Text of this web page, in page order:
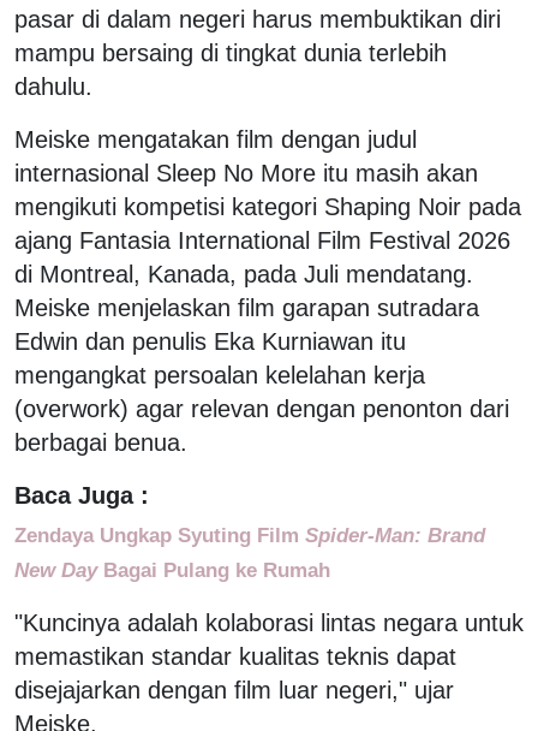
pasar di dalam negeri harus membuktikan diri
mampu bersaing di tingkat dunia terlebih
dahulu.
Meiske mengatakan film dengan judul
internasional Sleep No More itu masih akan
mengikuti kompetisi kategori Shaping Noir pada
ajang Fantasia International Film Festival 2026
di Montreal, Kanada, pada Juli mendatang.
Meiske menjelaskan film garapan sutradara
Edwin dan penulis Eka Kurniawan itu
mengangkat persoalan kelelahan kerja
(overwork) agar relevan dengan penonton dari
berbagai benua.
Baca Juga :
Zendaya Ungkap Syuting Film Spider-Man: Brand
New DayBagai Pulang ke Rumah
"Kuncinya adalah kolaborasi lintas negara untuk
memastikan standar kualitas teknis dapat
disejajarkan dengan film luar negeri," ujar
Meiske.